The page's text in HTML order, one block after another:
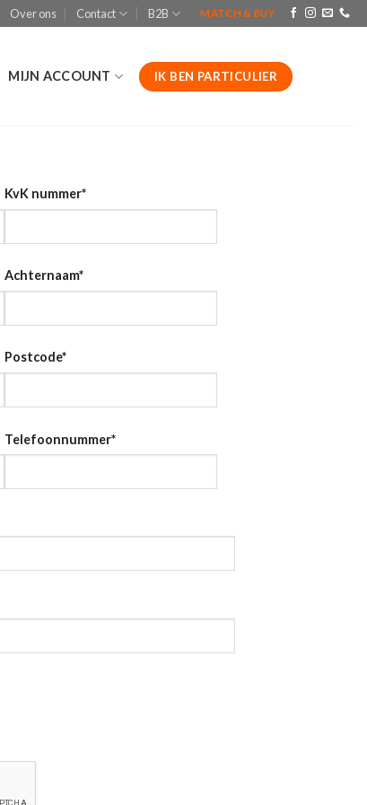
Over ons Contact B2B MATCH & BUY
MIJN ACCOUNT IK BEN PARTICULIER
KvK nummer*
Achternaam*
Postcode*
Telefoonnummer*